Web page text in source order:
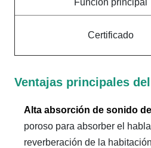
Función principal
Certificado
Ventajas principales
Alta absorción de sonido
poroso para absorber el
reverberación de la